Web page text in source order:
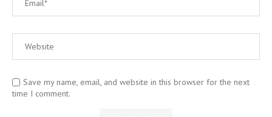
Save my name, email, and website in this browser for the next
time I comment.